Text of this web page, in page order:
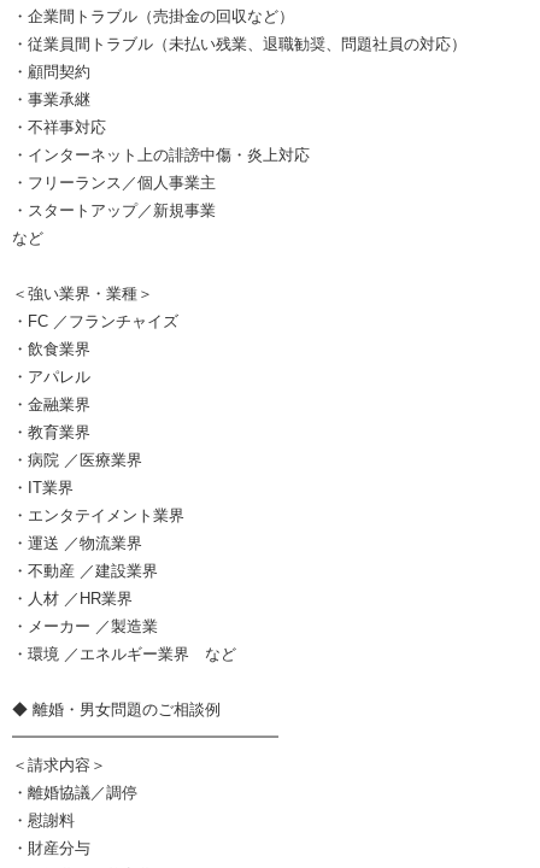
・企業間トラブル（売掛金の回収など）
・従業員間トラブル（未払い残業、退職勧奨、問題社員の対応）
・顧問契約
・事業承継
・不祥事対応
・インターネット上の誹謗中傷・炎上対応
・フリーランス／個人事業主
・スタートアップ／新規事業
など
＜強い業界・業種＞
・FC ／フランチャイズ
・飲食業界
・アパレル
・金融業界
・教育業界
・病院 ／医療業界
・IT業界
・エンタテイメント業界
・運送 ／物流業界
・不動産 ／建設業界
・人材 ／HR業界
・メーカー ／製造業
・環境 ／エネルギー業界 など
◆ 離婚・男女問題のご相談例
━━━━━━━━━━━━━━━━━
＜請求内容＞
・離婚協議／調停
・慰謝料
・財産分与